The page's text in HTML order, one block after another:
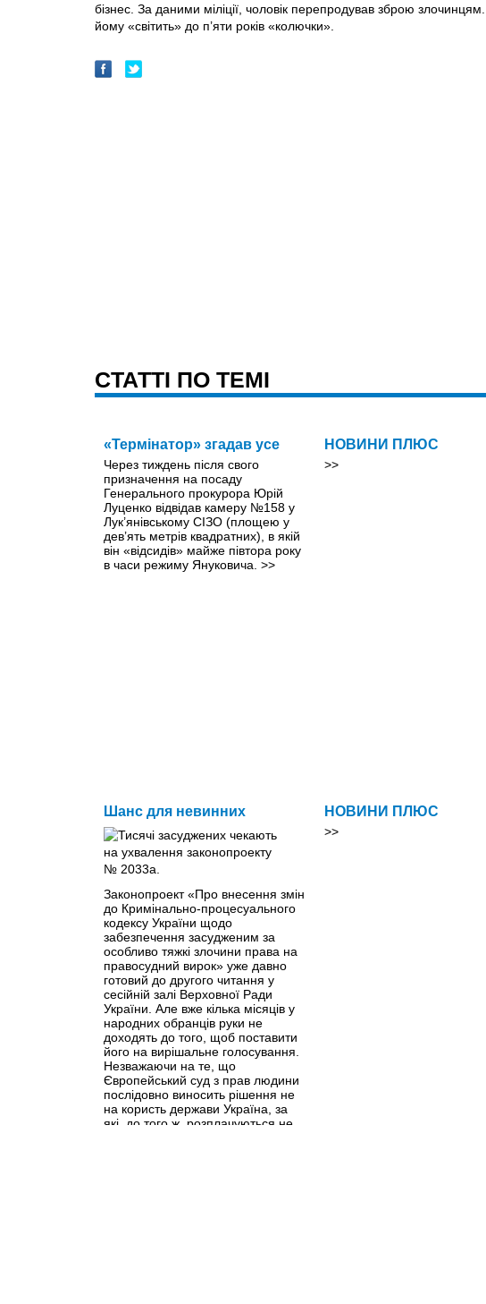
бізнес. За даними міліції, чоловік перепродував зброю
йому «світить» до п’яти років «колючки».
CТАТТІ ПО ТЕМІ
«Термінатор» згадав усе
Через тиждень після свого
призначення на посаду
Генерального прокурора Юрій
Луценко відвідав камеру №158 у
Лук’янівському СІЗО (площею у
дев’ять метрів квадратних), в якій
він «відсидів» майже півтора року
в часи режиму Януковича. >>
НОВИНИ ПЛЮС
>>
Шанс для невинних
Законопроект «Про внесення змін
до Кримінально-процесуального
кодексу України щодо
забезпечення засудженим за
особливо тяжкі злочини права на
правосудний вирок» уже давно
готовий до другого читання у
сесійній залі Верховної Ради
України. Але вже кілька місяців у
народних обранців руки не
доходять до того, щоб поставити
його на вирішальне голосування.
Незважаючи на те, що
Європейський суд з прав людини
послідовно виносить рішення не
на користь держави Україна, за
які, до того ж, розплачуються не
НОВИНИ ПЛЮС
>>